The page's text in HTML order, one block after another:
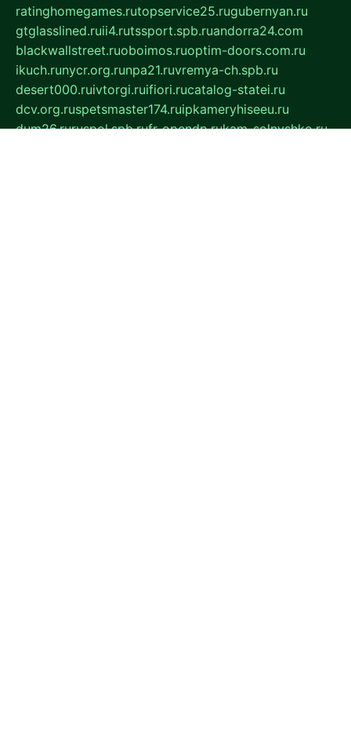
ratinghomegames.rutopservice25.rugubernyan.ru
gtglasslined.ruii4.rutssport.spb.ruandorra24.com
blackwallstreet.ruoboimos.ruoptim-doors.com.ru
ikuch.runycr.org.runpa21.ruvremya-ch.spb.ru
desert000.ruivtorgi.ruifiori.rucatalog-statei.ru
dcv.org.ruspetsmaster174.ruipkameryhiseeu.ru
dum26.ruruspol.spb.rufr-opendp.rukam-solnyshko.ru